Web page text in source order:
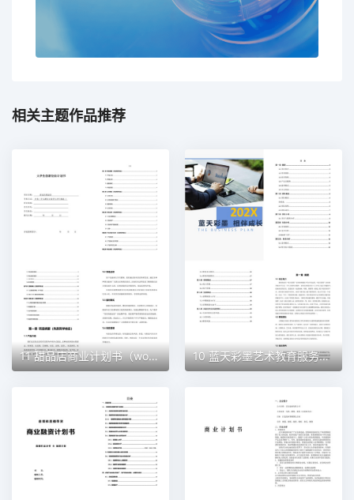
相关主题作品推荐
11 甜品店商业计划书（word+ppt配套）创业计划书word模板 10 蓝天彩墨艺术教育服务平台商业计划书（word+ppt配套）创业计划书word模板